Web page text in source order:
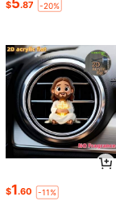
$ .87 -20%
$1.60 -11%